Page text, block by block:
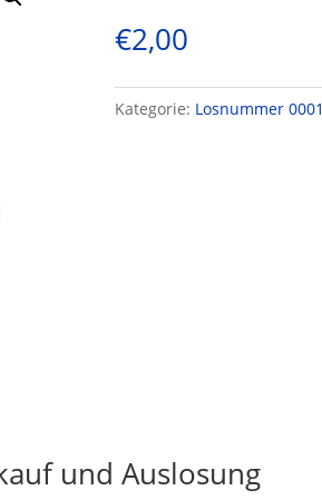
€2,00
Kategorie: Losnummer
und Auslosung